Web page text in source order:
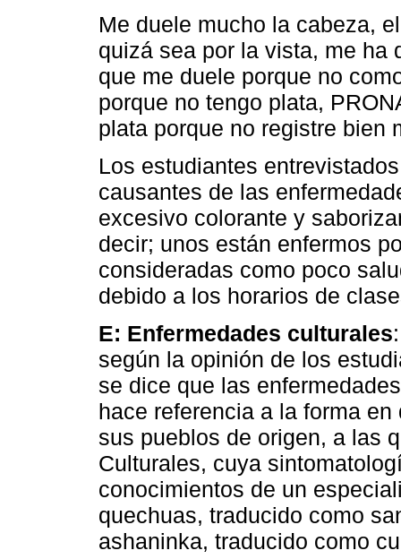
Me duele mucho la cabeza,
quizá sea por la vista, me ha
que me duele porque no
porque no tengo plata,
plata porque no registre bien
Los estudiantes
causantes de las
excesivo colorante y
decir; unos están enfermos
consideradas como poco
debido a los horarios de
E: Enfermedades culturales
según la opinión de los
se dice que las
hace referencia a la forma
sus pueblos de origen, a las
Culturales, cuya
conocimientos de un
quechuas, traducido como
ashaninka, traducido como